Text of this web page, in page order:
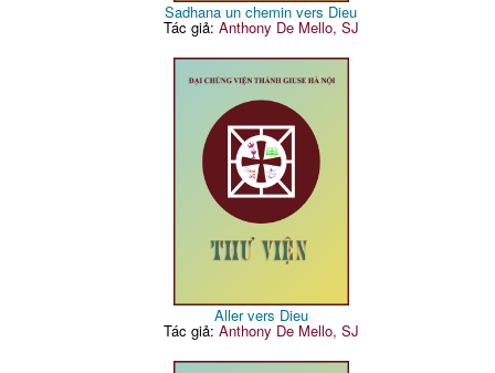
Sadhana un chemin vers Dieu
Tác giả: Anthony De Mello, SJ
Aller vers Dieu
Tác giả: Anthony De Mello, SJ